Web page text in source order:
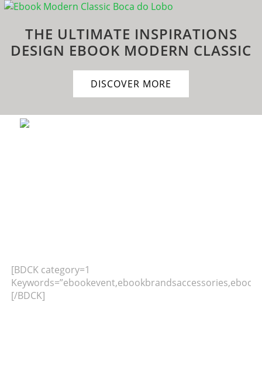
THE ULTIMATE INSPIRATIONS
DESIGN EBOOK MODERN CLASSIC
DISCOVER MORE
[BDCK category=1
[/BDCK]